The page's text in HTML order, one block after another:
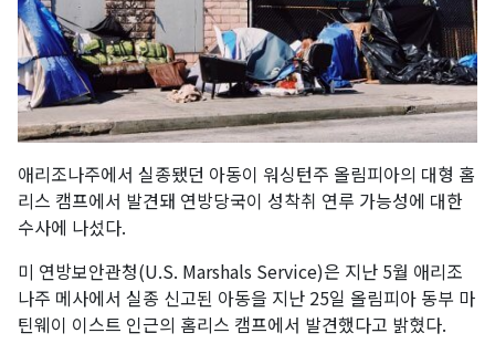
애리조나주에서 실종됐던 아동이 워싱턴주 올림피아의 대형 홈
리스 캠프에서 발견돼 연방당국이 성착취 연루 가능성에 대한
수사에 나섰다.
미 연방보안관청(U.S. Marshals Service)은 지난 5월 애리조
나주 메사에서 실종 신고된 아동을 지난 25일 올림피아 동부 마
틴웨이 이스트 인근의 홈리스 캠프에서 발견했다고 밝혔다.